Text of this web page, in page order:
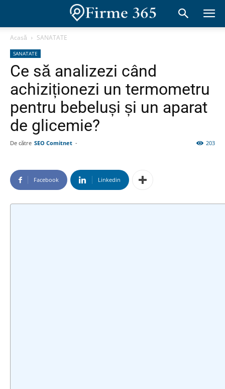
Acasă SANATATE
SANATATE
Ce să analizezi când
achiziționezi un termometru
pentru bebeluși și un aparat
de glicemie?
De către SEO Comitnet - 203
Facebook Linkedin